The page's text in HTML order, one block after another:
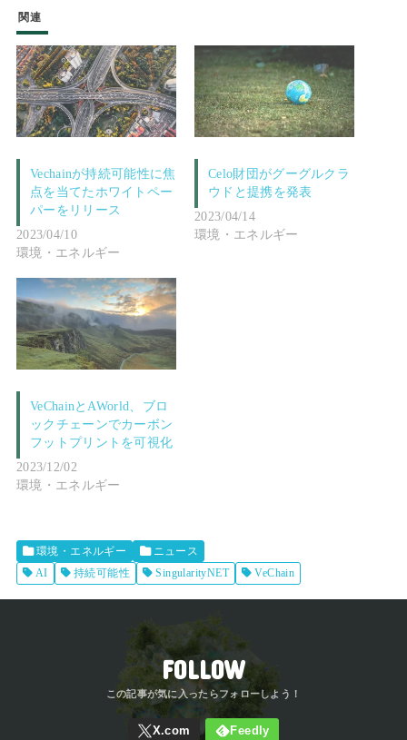
関連
Vechainが持続可能性に焦
点を当てたホワイトペー
パーをリリース
2023/04/10
環境・エネルギー
Celo財団がグーグルクラ
ウドと提携を発表
2023/04/14
環境・エネルギー
VeChainとAWorld、ブロ
ックチェーンでカーボン
フットプリントを可視化
2023/12/02
環境・エネルギー
環境・エネルギー
ニュース
AI
持続可能性 SingularityNET VeChain
FOLLOW